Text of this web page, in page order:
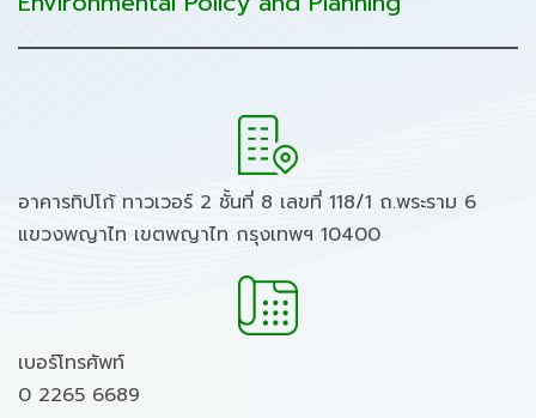
อาคารทิปโก้ ทาวเวอร์ 2 ชั้นที่ 8 เลขที่ 118/1 ถ.พระราม 6
แขวงพญาไท เขตพญาไท กรุงเทพฯ 10400
เบอร์โทรศัพท์
0 2265 6689